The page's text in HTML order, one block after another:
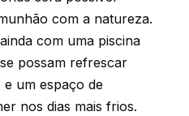
com a natureza.
com uma piscina
possam refrescar
e um espaço de
nos dias mais frios.